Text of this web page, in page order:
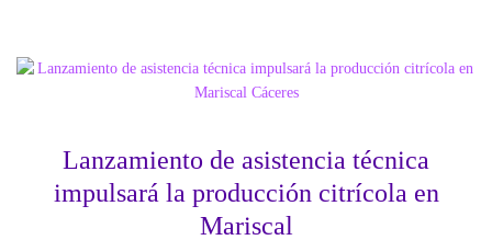
Lanzamiento de asistencia técnica
impulsará la producción citrícola en
Mariscal